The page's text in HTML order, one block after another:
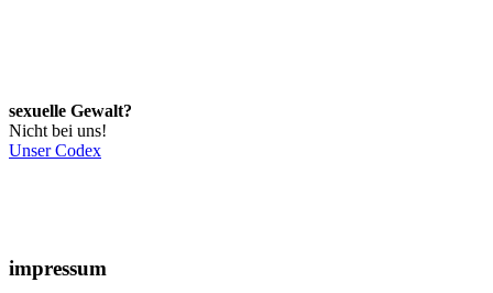
sexuelle Gewalt?
Nicht bei uns!
Unser Codex
impressum